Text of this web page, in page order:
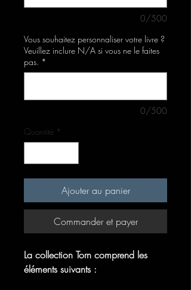
0/500
Vous souhaitez personnaliser votre livre ?
Veuillez inclure N/A si vous ne le faites
pas. *
0/500
Quantité *
Ajouter au panier
Commander et payer
La collection Torn comprend les
éléments suivants :